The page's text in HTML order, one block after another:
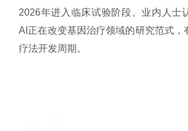
2026年进入临床试验阶段。业内人士
AI正在改变基因治疗领域的研究范式，
疗法开发周期。